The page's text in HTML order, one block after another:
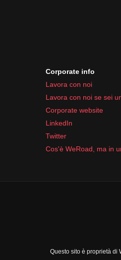
Corporate info
Lavora con noi
Lavora con noi se sei
Corporate website
LinkedIn
Twitter
Cos'è WeRoad, ma in
Questo sito è proprietà di